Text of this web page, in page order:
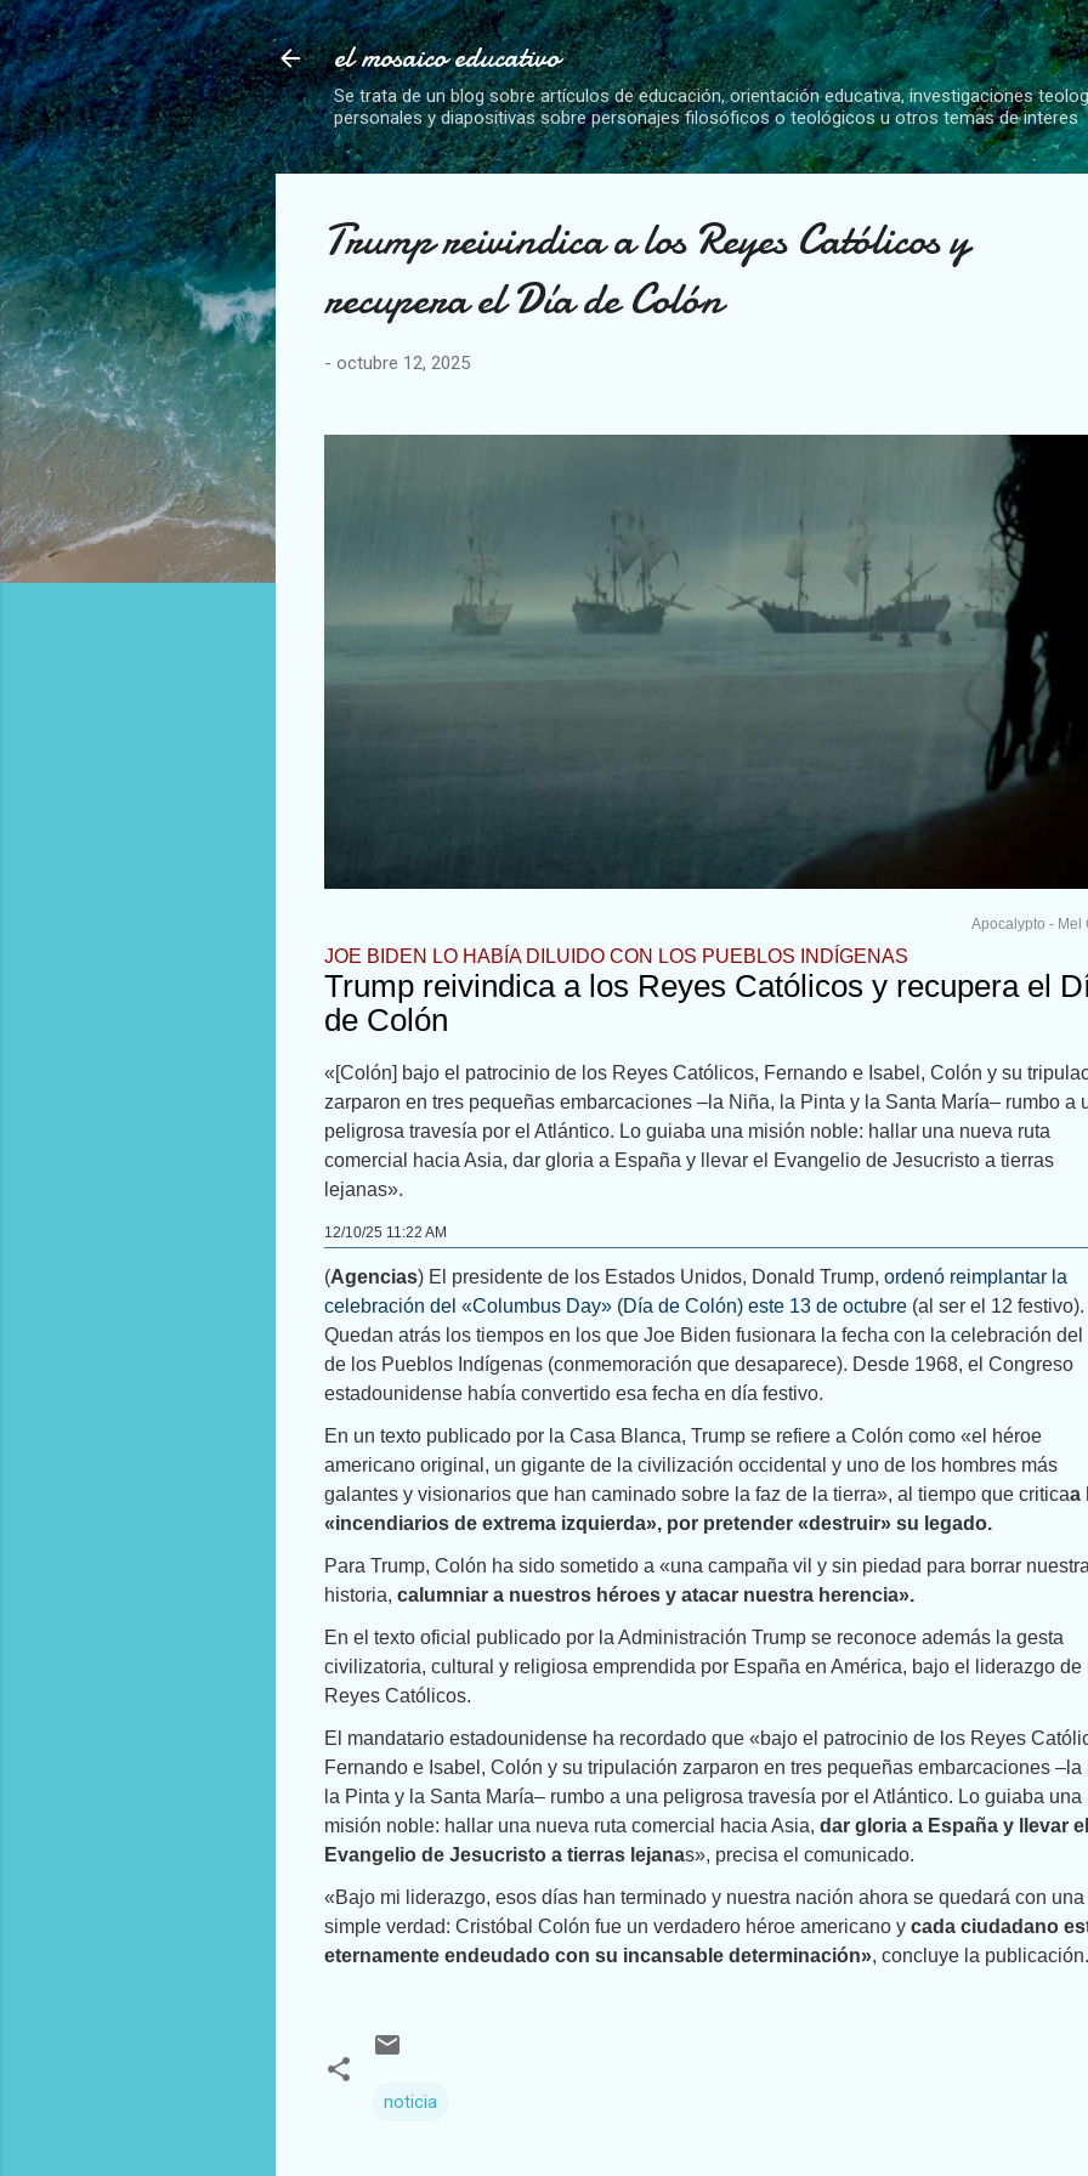
Ir al contenido principal
el mosaico educativo
Se trata de un blog sobre artículos de educación, orientación educativa, investigaciones
personales y diapositivas sobre personajes filosóficos o teológicos u otros temas de interes
Trump reivindica a los Reyes Católicos y
recupera el Día de Colón
- octubre 12, 2025
Apocalypto - Mel
JOE BIDEN LO HABÍA DILUIDO CON LOS PUEBLOS INDÍGENAS
Trump reivindica a los Reyes Católicos y recupera el
de Colón
«[Colón] bajo el patrocinio de los Reyes Católicos, Fernando e Isabel, Colón y su
zarparon en tres pequeñas embarcaciones –la Niña, la Pinta y la Santa María– rumbo a
peligrosa travesía por el Atlántico. Lo guiaba una misión noble: hallar una nueva ruta
comercial hacia Asia, dar gloria a España y llevar el Evangelio de Jesucristo a tierras
lejanas».
12/10/25 11:22 AM
(Agencias) El presidente de los Estados Unidos, Donald Trump, ordenó reimplantar la
celebración del «Columbus Day» (Día de Colón) este 13 de octubre (al ser el 12 festivo).
Quedan atrás los tiempos en los que Joe Biden fusionara la fecha con la celebración del
de los Pueblos Indígenas (conmemoración que desaparece). Desde 1968, el Congreso
estadounidense había convertido esa fecha en día festivo.
En un texto publicado por la Casa Blanca, Trump se refiere a Colón como «el héroe
americano original, un gigante de la civilización occidental y uno de los hombres más
galantes y visionarios que han caminado sobre la faz de la tierra», al tiempo que criticaa
«incendiarios de extrema izquierda», por pretender «destruir» su legado.
Para Trump, Colón ha sido sometido a «una campaña vil y sin piedad para borrar nuestra
historia, calumniar a nuestros héroes y atacar nuestra herencia».
En el texto oficial publicado por la Administración Trump se reconoce además la gesta
civilizatoria, cultural y religiosa emprendida por España en América, bajo el liderazgo de
Reyes Católicos.
El mandatario estadounidense ha recordado que «bajo el patrocinio de los Reyes
Fernando e Isabel, Colón y su tripulación zarparon en tres pequeñas embarcaciones –la
la Pinta y la Santa María– rumbo a una peligrosa travesía por el Atlántico. Lo guiaba una
misión noble: hallar una nueva ruta comercial hacia Asia, dar gloria a España y llevar el
Evangelio de Jesucristo a tierras lejanas», precisa el comunicado.
«Bajo mi liderazgo, esos días han terminado y nuestra nación ahora se quedará con una
simple verdad: Cristóbal Colón fue un verdadero héroe americano y cada ciudadano
eternamente endeudado con su incansable determinación», concluye la publicación.
noticia